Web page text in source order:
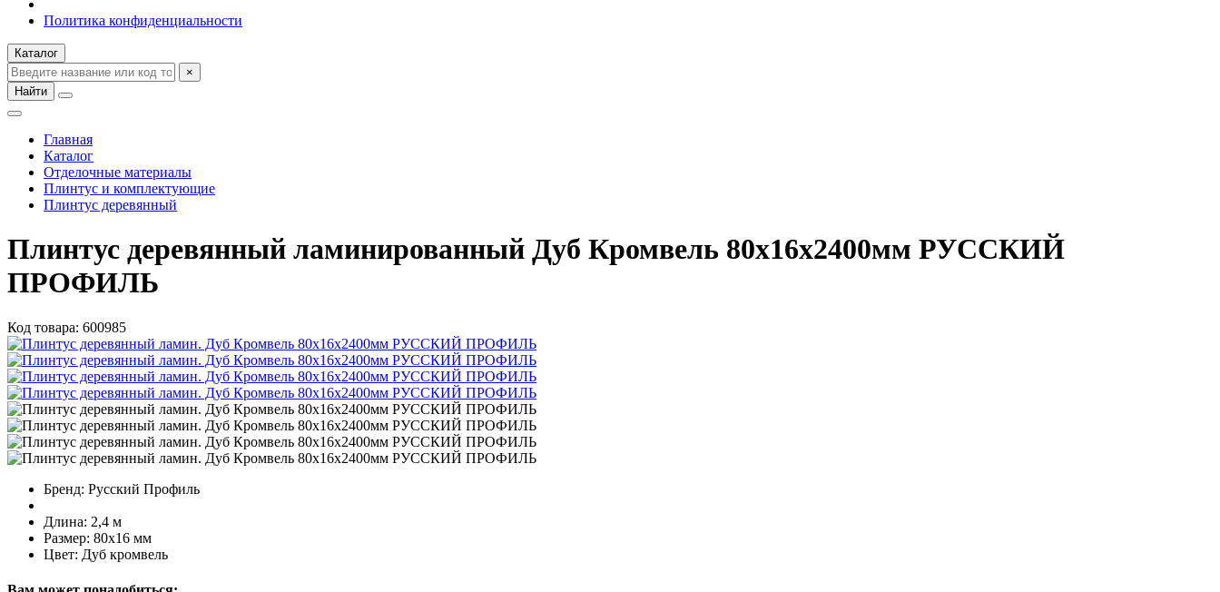
Политика конфиденциальности
Каталог
×
Найти
Главная
Каталог
Отделочные материалы
Плинтус и комплектующие
Плинтус деревянный
Плинтус деревянный ламинированный Дуб Кромвель 80х16х2400мм РУССКИЙ
ПРОФИЛЬ
Код товара: 600985
Бренд: Русский Профиль
Длина: 2,4 м
Размер: 80х16 мм
Цвет: Дуб кромвель